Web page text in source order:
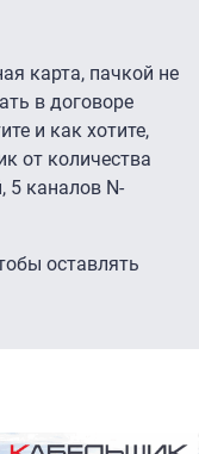
карта, пачкой не
в договоре
и как хотите,
от количества
5 каналов N-
оставлять